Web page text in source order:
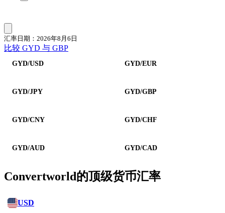
汇率日期：2026年8月6日
比较 GYD 与 GBP
GYD/USD GYD/EUR
GYD/JPY GYD/GBP
GYD/CNY GYD/CHF
GYD/AUD GYD/CAD
Convertworld的顶级货币汇率
USD